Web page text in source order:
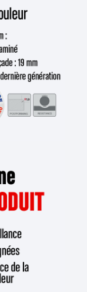
votre
choix ! Les portes
plan de travail
et
de cette
France, sont
et au
petite cuisine
frigidaire/freezer,
pour le
rangement